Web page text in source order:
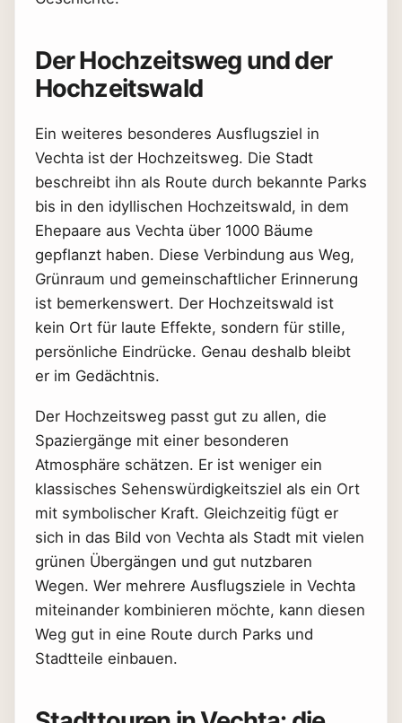
Der Hochzeitsweg und der
Hochzeitswald
Ein weiteres besonderes Ausflugsziel in
Vechta ist der Hochzeitsweg. Die Stadt
beschreibt ihn als Route durch bekannte Parks
bis in den idyllischen Hochzeitswald, in dem
Ehepaare aus Vechta über 1000 Bäume
gepflanzt haben. Diese Verbindung aus Weg,
Grünraum und gemeinschaftlicher Erinnerung
ist bemerkenswert. Der Hochzeitswald ist
kein Ort für laute Effekte, sondern für stille,
persönliche Eindrücke. Genau deshalb bleibt
er im Gedächtnis.
Der Hochzeitsweg passt gut zu allen, die
Spaziergänge mit einer besonderen
Atmosphäre schätzen. Er ist weniger ein
klassisches Sehenswürdigkeitsziel als ein Ort
mit symbolischer Kraft. Gleichzeitig fügt er
sich in das Bild von Vechta als Stadt mit vielen
grünen Übergängen und gut nutzbaren
Wegen. Wer mehrere Ausflugsziele in Vechta
miteinander kombinieren möchte, kann diesen
Weg gut in eine Route durch Parks und
Stadtteile einbauen.